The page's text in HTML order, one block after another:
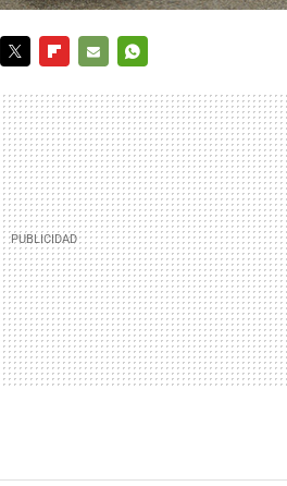
MAIL